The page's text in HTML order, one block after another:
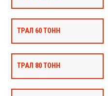
ТРАЛ 60 ТОНН
ТРАЛ 80 ТОНН